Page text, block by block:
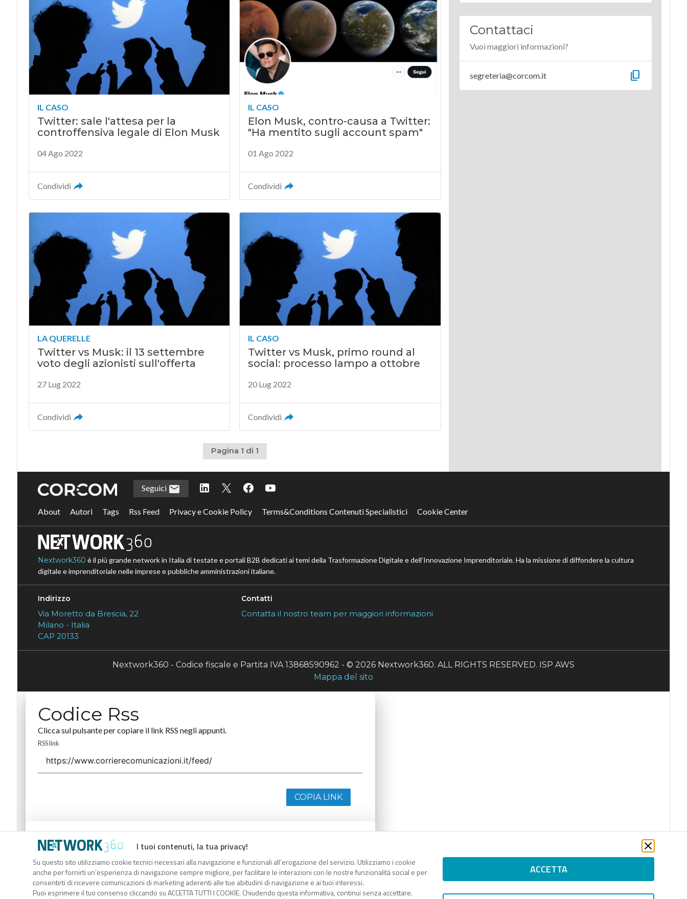
IL CASO
Twitter: sale l'attesa per la
controffensiva legale di Elon Musk
04 Ago 2022
Condividi
IL CASO
Elon Musk, contro-causa a Twitter:
"Ha mentito sugli account spam"
01 Ago 2022
Condividi
LA QUERELLE
Twitter vs Musk: il 13 settembre
voto degli azionisti sull'offerta
27 Lug 2022
Condividi
IL CASO
Twitter vs Musk, primo round al
social: processo lampo a ottobre
20 Lug 2022
Condividi
Pagina 1 di 1
Contattaci
Vuoi maggiori informazioni?
segreteria@corcom.it content_copy
I tuoi contenuti, la tua privacy!
Su questo sito utilizziamo cookie tecnici necessari alla navigazione e funzionali all’erogazione del servizio. Utilizziamo i cookie
anche per fornirti un’esperienza di navigazione sempre migliore, per facilitare le interazioni con le nostre funzionalità social e per
consentirti di ricevere comunicazioni di marketing aderenti alle tue abitudini di navigazione e ai tuoi interessi.
Puoi esprimere il tuo consenso cliccando su ACCETTA TUTTI I COOKIE. Chiudendo questa informativa, continui senza accettare.
ACCETTA
Seguici
About Autori Tags Rss Feed Privacy e Cookie Policy Terms&Conditions Contenuti Specialistici Cookie Center
Nextwork360 è il più grande network in Italia di testate e portali B2B dedicati ai temi della Trasformazione Digitale e dell’Innovazione Imprenditoriale. Ha la missione di diffondere la cultura
digitale e imprenditoriale nelle imprese e pubbliche amministrazioni italiane.
Indirizzo
Via Moretto da Brescia, 22
Milano - Italia
CAP 20133
Contatti
Contatta il nostro team per maggiori informazioni
Nextwork360 - Codice fiscale e Partita IVA 13868590962 - © 2026 Nextwork360. ALL RIGHTS RESERVED. ISP AWS
Mappa del sito
Codice Rss
Clicca sul pulsante per copiare il link RSS negli appunti.
RSS link
COPIA LINK
Codice Rss
Clicca sul pulsante per copiare il link RSS negli appunti.
RSS link